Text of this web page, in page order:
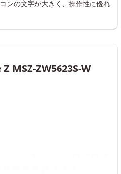
ンの文字が大きく、操作性に優れ
MSZ-ZW5623S-W